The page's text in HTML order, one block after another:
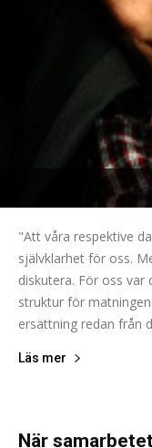
"Att våra respektive
självklarhet för oss.
diskutera. För oss
struktur för
ersättning redan från
Läs mer
När